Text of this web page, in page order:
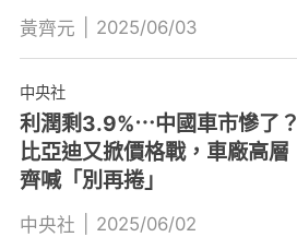
黃齊元 2025/06/03
中央社
利潤剩3.9%⋯中國車市慘了？
比亞迪又掀價格戰，車廠高層
齊喊「別再捲」
中央社 2025/06/02